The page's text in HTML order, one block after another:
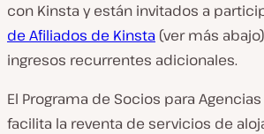
con Kinsta y están invitados a
de Afiliados de Kinsta (ver más
ingresos recurrentes adicionales.
El Programa de Socios para
facilita la reventa de servicios de